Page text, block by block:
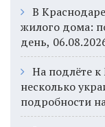
В
жилого дома:
день,
На подлёте
несколько
подробности